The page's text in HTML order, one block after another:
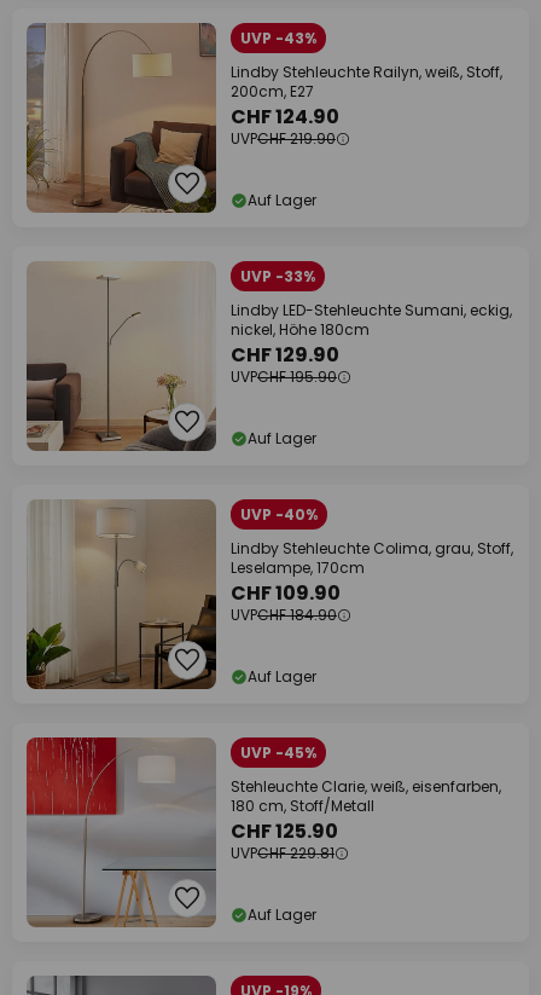
UVP -43%
Lindby Stehleuchte Railyn, weiß, Stoff,
200cm, E27
CHF 124.90
UVPCHF 219.90
Auf Lager
UVP -33%
Lindby LED-Stehleuchte Sumani, eckig,
nickel, Höhe 180cm
CHF 129.90
UVPCHF 195.90
Auf Lager
UVP -40%
Lindby Stehleuchte Colima, grau, Stoff,
Leselampe, 170cm
CHF 109.90
UVPCHF 184.90
Auf Lager
UVP -45%
Stehleuchte Clarie, weiß, eisenfarben,
180 cm, Stoff/Metall
CHF 125.90
UVPCHF 229.81
Auf Lager
UVP -19%